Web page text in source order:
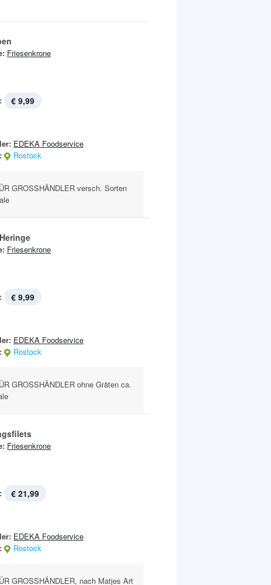
Friesenkrone
€ 9,99
EDEKA Foodservice
Rostock
GROSSHÄNDLER versch. Sorten
Friesenkrone
€ 9,99
EDEKA Foodservice
Rostock
GROSSHÄNDLER ohne Gräten ca.
Friesenkrone
€ 21,99
EDEKA Foodservice
Rostock
GROSSHÄNDLER, nach Matjes Art